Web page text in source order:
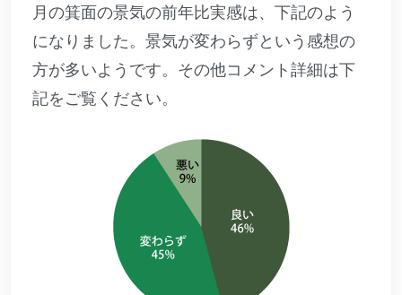
月の箕面の景気の前年比実感は、下記のよう
になりました。景気が変わらずという感想の
方が多いようです。その他コメント詳細は下
記をご覧ください。